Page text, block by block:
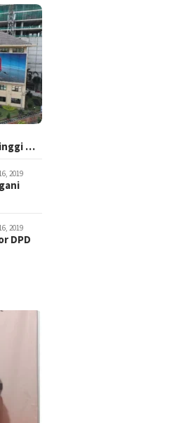
…
2019
2019
DPD